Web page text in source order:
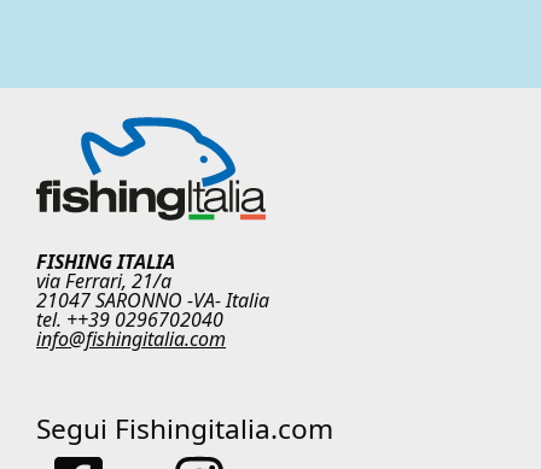
FISHING ITALIA
via Ferrari, 21/a
21047 SARONNO -VA- Italia
tel. ++39 0296702040
info@fishingitalia.com
Segui Fishingitalia.com